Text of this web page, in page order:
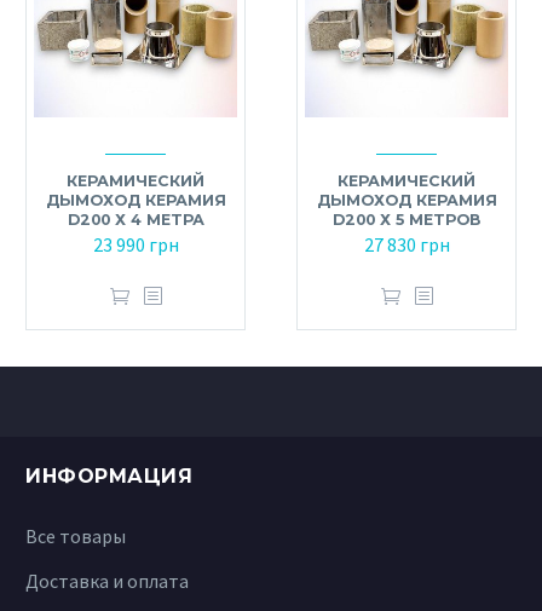
КЕРАМИЧЕСКИЙ
ДЫМОХОД КЕРАМИЯ
D200 Х 4 МЕТРА
23 990 грн
КЕРАМИЧЕСКИЙ
ДЫМОХОД КЕРАМИЯ
D200 Х 5 МЕТРОВ
27 830 грн
ИНФОРМАЦИЯ
Все товары
Доставка и оплата